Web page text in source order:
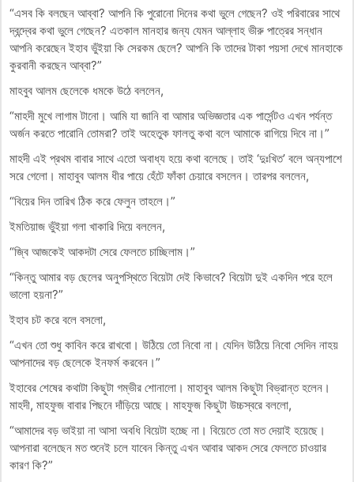
“এসব কি বলছেন আব্বা? আপনি কি পুরোনো দিনের কথা ভুলে গেছেন? ওই পরিবারের সাথে
দ্বন্দ্বের কথা ভুলে গেছেন? এতকাল মানহার জন্য যেমন আল্লাহ ভীরু পাত্রের সন্ধান
আপনি করেছেন ইহাব ভুঁইয়া কি সেরকম ছেলে? আপনি কি তাদের টাকা পয়সা দেখে মানহাকে
কুরবানী করছেন আব্বা?”
মাহবুব আলম ছেলেকে ধমকে উঠে বললেন,
“মাহদী মুখে লাগাম টানো। আমি যা জানি বা আমার অভিজ্ঞতার এক পার্সেন্টও এখন পর্যন্ত
অর্জন করতে পারোনি তোমরা? তাই অহেতুক ফালতু কথা বলে আমাকে রাগিয়ে দিবে না।”
মাহদী এই প্রথম বাবার সাথে এতো অবাধ্য হয়ে কথা বলেছে। তাই ‘দুঃখিত’ বলে অন্যপাশে
সরে গেলো। মাহাবুব আলম ধীর পায়ে হেঁটে ফাঁকা চেয়ারে বসলেন। তারপর বললেন,
“বিয়ের দিন তারিখ ঠিক করে ফেলুন তাহলে।”
ইমতিয়াজ ভুঁইয়া গলা খাকারি দিয়ে বললেন,
“জ্বি আজকেই আকদটা সেরে ফেলতে চাচ্ছিলাম।”
“কিন্তু আমার বড় ছেলের অনুপস্থিতে বিয়েটা দেই কিভাবে? বিয়েটা দুই একদিন পরে হলে
ভালো হয়না?”
ইহাব চট করে বলে বসলো,
“এখন তো শুধু কাবিন করে রাখবো। উঠিয়ে তো নিবো না। যেদিন উঠিয়ে নিবো সেদিন নাহয়
আপনাদের বড় ছেলেকে ইনফর্ম করবেন।”
ইহাবের শেষের কথাটা কিছুটা গম্ভীর শোনালো। মাহাবুব আলম কিছুটা বিভ্রান্ত হলেন।
মাহদী, মাহফুজ বাবার পিছনে দাঁড়িয়ে আছে। মাহফুজ কিছুটা উচ্চস্বরে বললো,
“আমাদের বড় ভাইয়া না আসা অবধি বিয়েটা হচ্ছে না। বিয়েতে তো মত দেয়াই হয়েছে।
আপনারা বলেছেন মত শুনেই চলে যাবেন কিন্তু এখন আবার আকদ সেরে ফেলতে চাওয়ার
কারণ কি?”